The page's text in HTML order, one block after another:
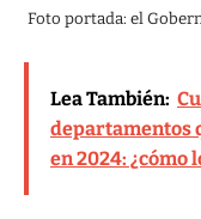
Foto portada: el
Lea También:
departamentos
en 2024: ¿cómo